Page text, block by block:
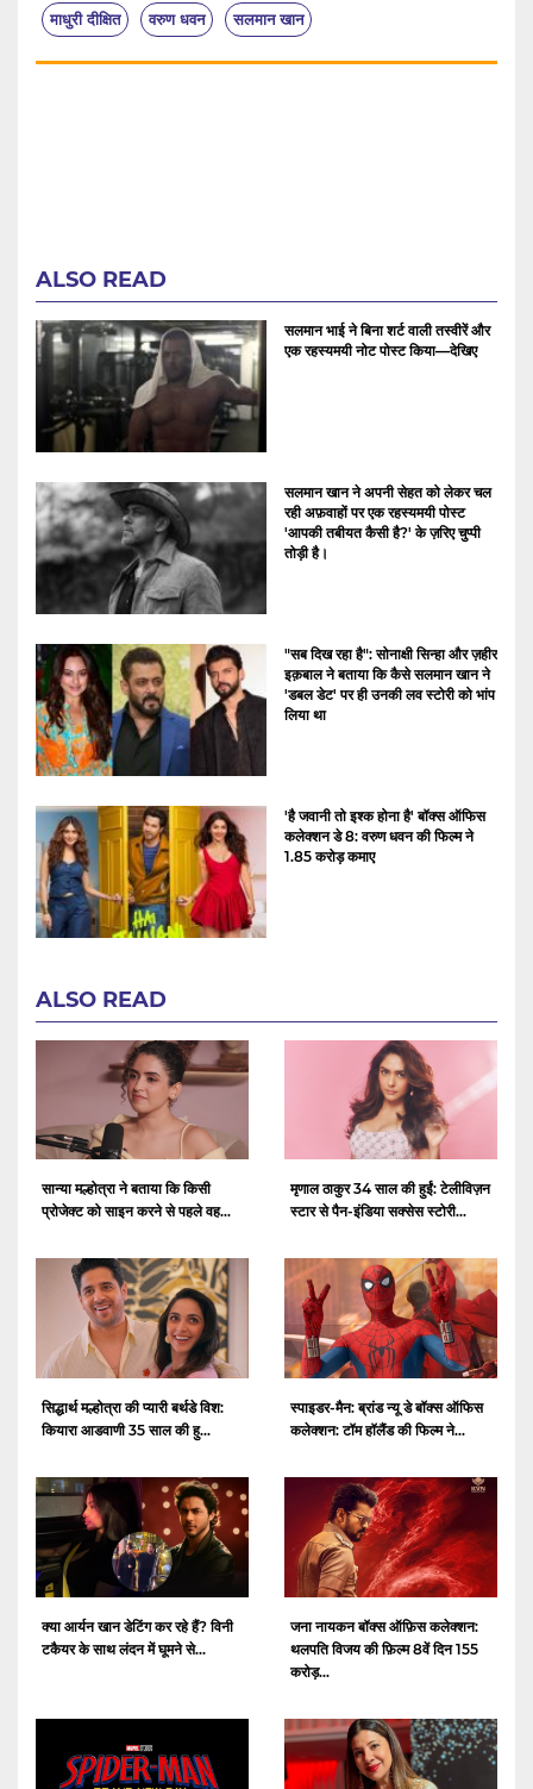
माधुरी दीक्षित वरुण धवन सलमान खान
ALSO READ
सलमान भाई ने बिना शर्ट वाली तस्वीरें और
एक रहस्यमयी नोट पोस्ट किया—देखिए
सलमान खान ने अपनी सेहत को लेकर चल
रही अफ़वाहों पर एक रहस्यमयी पोस्ट
'आपकी तबीयत कैसी है?' के ज़रिए चुप्पी
तोड़ी है।
"सब दिख रहा है": सोनाक्षी सिन्हा और ज़हीर
इक़बाल ने बताया कि कैसे सलमान खान ने
'डबल डेट' पर ही उनकी लव स्टोरी को भांप
लिया था
'है जवानी तो इश्क होना है' बॉक्स ऑफिस
कलेक्शन डे 8: वरुण धवन की फिल्म ने
1.85 करोड़ कमाए
ALSO READ
सान्या मल्होत्रा ​​ने बताया कि किसी
प्रोजेक्ट को साइन करने से पहले वह...
मृणाल ठाकुर 34 साल की हुईं: टेलीविज़न
स्टार से पैन-इंडिया सक्सेस स्टोरी...
सिद्धार्थ मल्होत्रा ​​की प्यारी बर्थडे विश:
कियारा आडवाणी 35 साल की हु...
स्पाइडर-मैन: ब्रांड न्यू डे बॉक्स ऑफिस
कलेक्शन: टॉम हॉलैंड की फिल्म ने...
क्या आर्यन खान डेटिंग कर रहे हैं? विनी
टकैयर के साथ लंदन में घूमने से...
जना नायकन बॉक्स ऑफ़िस कलेक्शन:
थलपति विजय की फ़िल्म 8वें दिन 155
करोड़...